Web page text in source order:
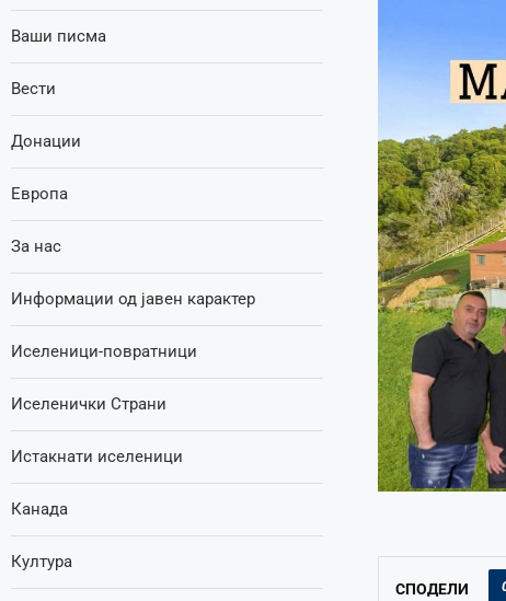
СПОДЕЛИ
Ваши писма
Вести
Донации
Европа
За нас
Информации од јавен карактер
Иселеници-повратници
Иселенички Страни
Истакнати иселеници
Канада
Култура